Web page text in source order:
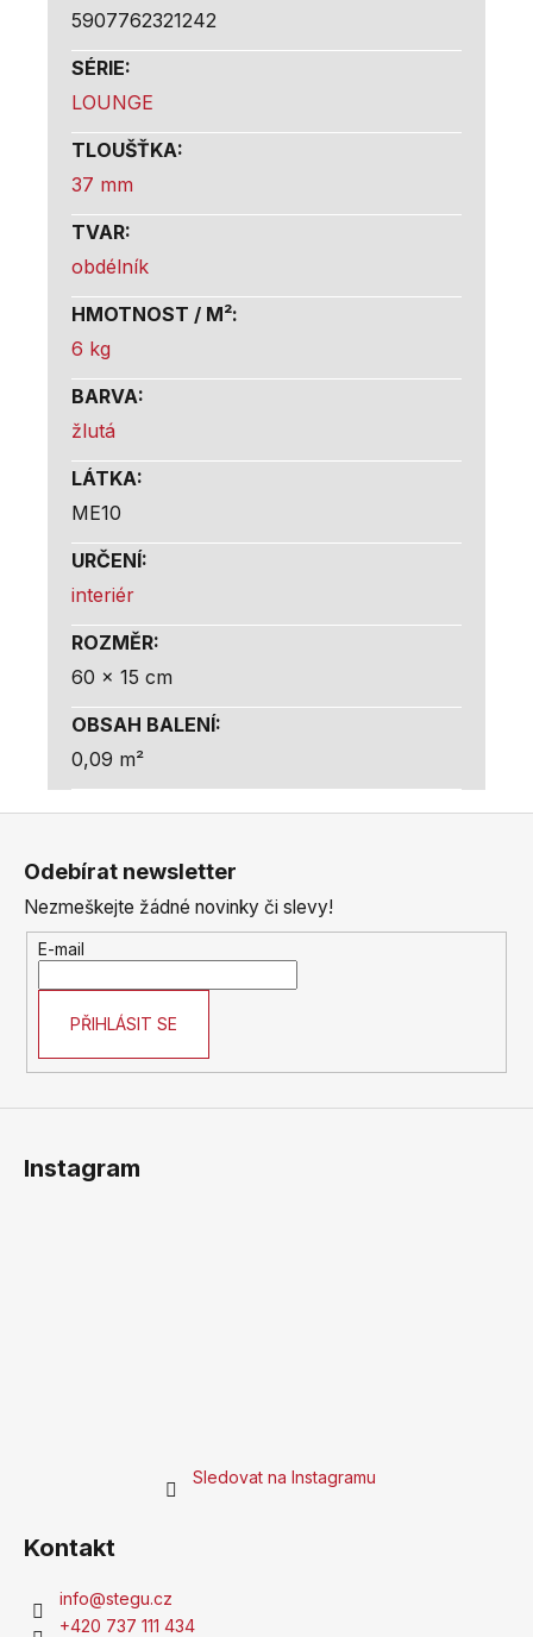
5907762321242
SÉRIE:
LOUNGE
TLOUŠŤKA:
37 mm
TVAR:
obdélník
HMOTNOST / M²:
6 kg
BARVA:
žlutá
LÁTKA:
ME10
URČENÍ:
interiér
ROZMĚR:
60 x 15 cm
OBSAH BALENÍ:
0,09 m²
Odebírat newsletter
Nezmeškejte žádné novinky či slevy!
E-mail
PŘIHLÁSIT SE
Instagram
Sledovat na Instagramu
Kontakt
info@stegu.cz
+420 737 111 434